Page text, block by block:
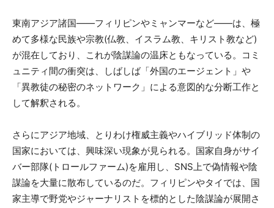
東南アジア諸国——フィリピンやミャンマーなど——は、極
めて多様な民族や宗教(仏教、イスラム教、キリスト教など)
が混在しており、これが陰謀論の温床ともなっている。コミ
ュニティ間の衝突は、しばしば「外国のエージェント」や
「異教徒の秘密のネットワーク」による意図的な分断工作と
して解釈される。
さらにアジア地域、とりわけ権威主義やハイブリッド体制の
国家においては、興味深い現象が見られる。国家自身がサイ
バー部隊(トロールファーム)を雇用し、SNS上で偽情報や陰
謀論を大量に散布しているのだ。フィリピンやタイでは、国
家主導で野党やジャーナリストを標的とした陰謀論が展開さ